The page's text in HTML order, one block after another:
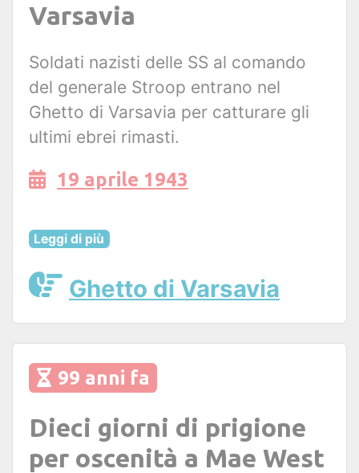
Varsavia
Soldati nazisti delle SS al comando
del generale Stroop entrano nel
Ghetto di Varsavia per catturare gli
ultimi ebrei rimasti.
19 aprile 1943
Leggi di più
Ghetto di Varsavia
99 anni fa
Dieci giorni di prigione
per oscenità a Mae West